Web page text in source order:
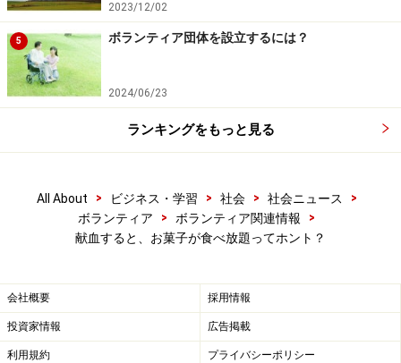
2023/12/02
5 ボランティア団体を設立するには？
2024/06/23
ランキングをもっと見る
All About > ビジネス・学習 > 社会 > 社会ニュース
>
ボランティア
> ボランティア関連情報
>
献血すると、お菓子が食べ放題ってホント？
会社概要 採用情報
投資家情報 広告掲載
利用規約 プライバシーポリシー